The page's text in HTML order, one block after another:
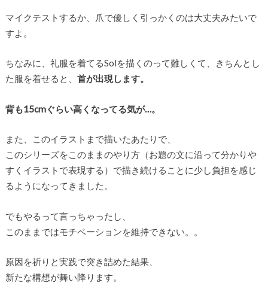
マイクテストするか、爪で優しく引っかくのは大丈夫みたいで
すよ。
ちなみに、礼服を着てるSolを描くのって難しくて、きちんとし
た服を着せると、 首が出現します。
背も15cmぐらい高くなってる気が…。
また、このイラストまで描いたあたりで、
このシリーズをこのままのやり方（お題の文に沿って分かりや
すくイラストで表現する）で描き続けることに少し負担を感じ
るようになってきました。
でもやるって言っちゃったし、
このままではモチベーションを維持できない。。
原因を祈りと実践で突き詰めた結果、
新たな構想が舞い降ります。